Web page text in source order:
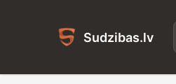
Sudzibas.lv